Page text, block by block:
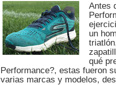
Antes
un
qué
Performance?, estas fueron
varias marcas y modelos,